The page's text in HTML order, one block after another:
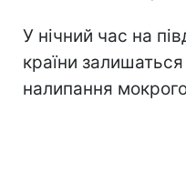
У нічний час на
країни
налипання мокрого